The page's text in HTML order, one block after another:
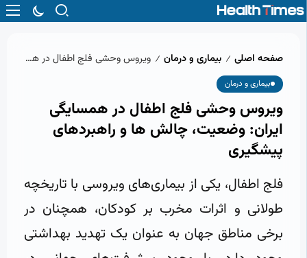
صفحه اصلی / بیماری و درمان / ویروس وحشی فلج اطفال در همسایگی ایران: وضعیت، چالش‌ ها و راهبردهای پیشگیری
بیماری و درمان
ویروس وحشی فلج اطفال در همسایگی
ایران: وضعیت، چالش‌ ها و راهبردهای
پیشگیری
فلج اطفال، یکی از بیماری‌های ویروسی با تاریخچه
طولانی و اثرات مخرب بر کودکان، همچنان در
برخی مناطق جهان به عنوان یک تهدید بهداشتی